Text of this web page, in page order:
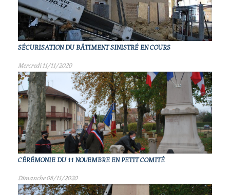
SÉCURISATION DU BÂTIMENT SINISTRÉ EN COURS
Mercredi 11/11/2020
CÉRÉMONIE DU 11 NOVEMBRE EN PETIT COMITÉ
Dimanche 08/11/2020